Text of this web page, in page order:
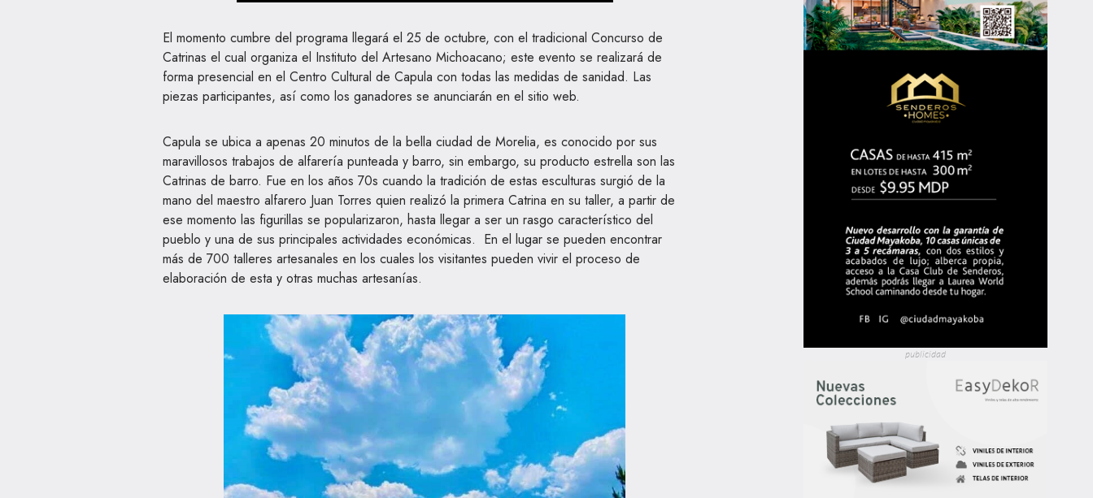
El momento cumbre del programa llegará el 25 de octubre, con el tradicional Concurso de
Catrinas el cual organiza el Instituto del Artesano Michoacano; este evento se realizará de
forma presencial en el Centro Cultural de Capula con todas las medidas de sanidad. Las
piezas participantes, así como los ganadores se anunciarán en el sitio web.
Capula se ubica a apenas 20 minutos de la bella ciudad de Morelia, es conocido por sus
maravillosos trabajos de alfarería punteada y barro, sin embargo, su producto estrella son las
Catrinas de barro. Fue en los años 70s cuando la tradición de estas esculturas surgió de la
mano del maestro alfarero Juan Torres quien realizó la primera Catrina en su taller, a partir de
ese momento las figurillas se popularizaron, hasta llegar a ser un rasgo característico del
pueblo y una de sus principales actividades económicas. En el lugar se pueden encontrar
más de 700 talleres artesanales en los cuales los visitantes pueden vivir el proceso de
elaboración de esta y otras muchas artesanías.
publicidad